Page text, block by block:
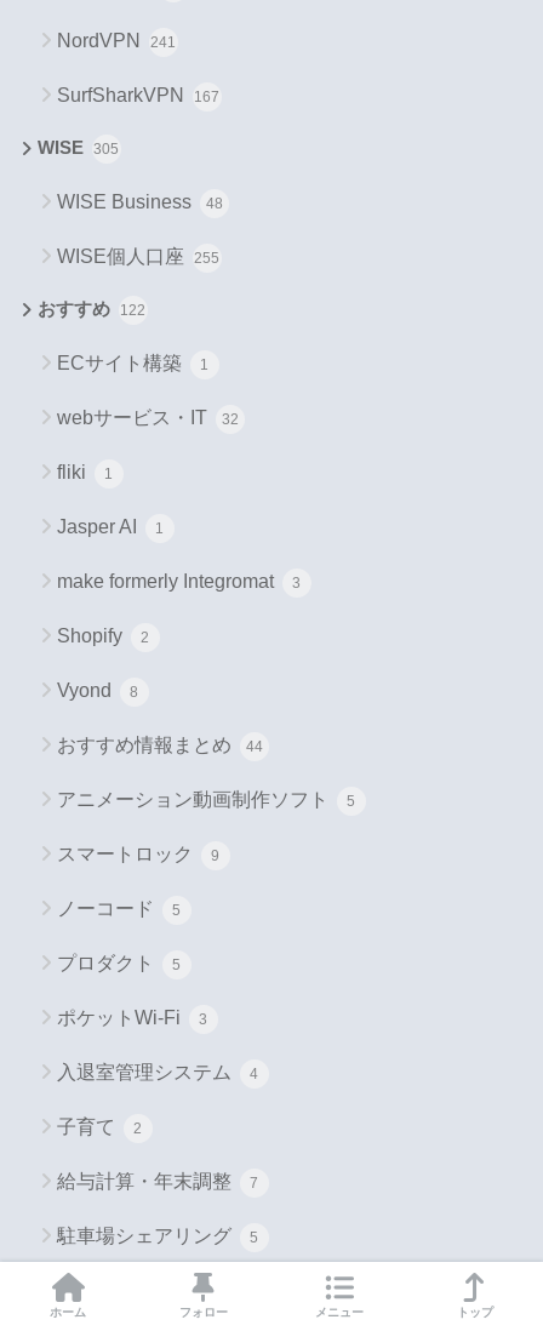
NordVPN 241
SurfSharkVPN 167
WISE 305
WISE Business 48
WISE個人口座 255
おすすめ 122
ECサイト構築 1
webサービス・IT 32
fliki 1
Jasper AI 1
make formerly Integromat 3
Shopify 2
Vyond 8
おすすめ情報まとめ 44
アニメーション動画制作ソフト 5
スマートロック 9
ノーコード 5
プロダクト 5
ポケットWi-Fi 3
入退室管理システム 4
子育て 2
給与計算・年末調整 7
駐車場シェアリング 5
お金
ホーム フォロー メニュー トップ